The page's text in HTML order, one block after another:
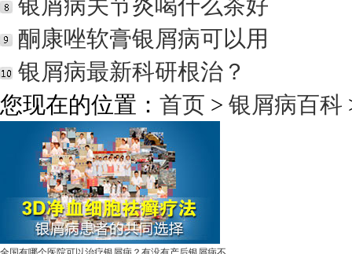
银屑病关节炎喝什么茶好
酮康唑软膏银屑病可以用
银屑病最新科研根治？
您现在的位置： 首页 > 银屑病百科